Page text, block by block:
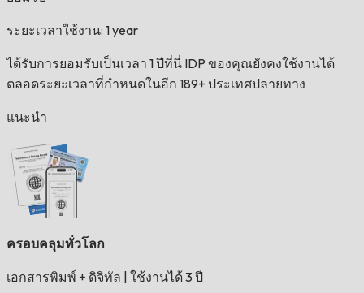
ระยะเวลาใช้งาน: 1 year
ได้รับการยอมรับเป็นเวลา 1 ปีที่นี่ IDP ของคุณยังคงใช้งานได้
ตลอดระยะเวลาที่กำหนดในอีก 189+ ประเทศปลายทาง
แนะนำ
ครอบคลุมทั่วโลก
เอกสารพิมพ์ + ดิจิทัล ใช้งานได้ 3 ปี